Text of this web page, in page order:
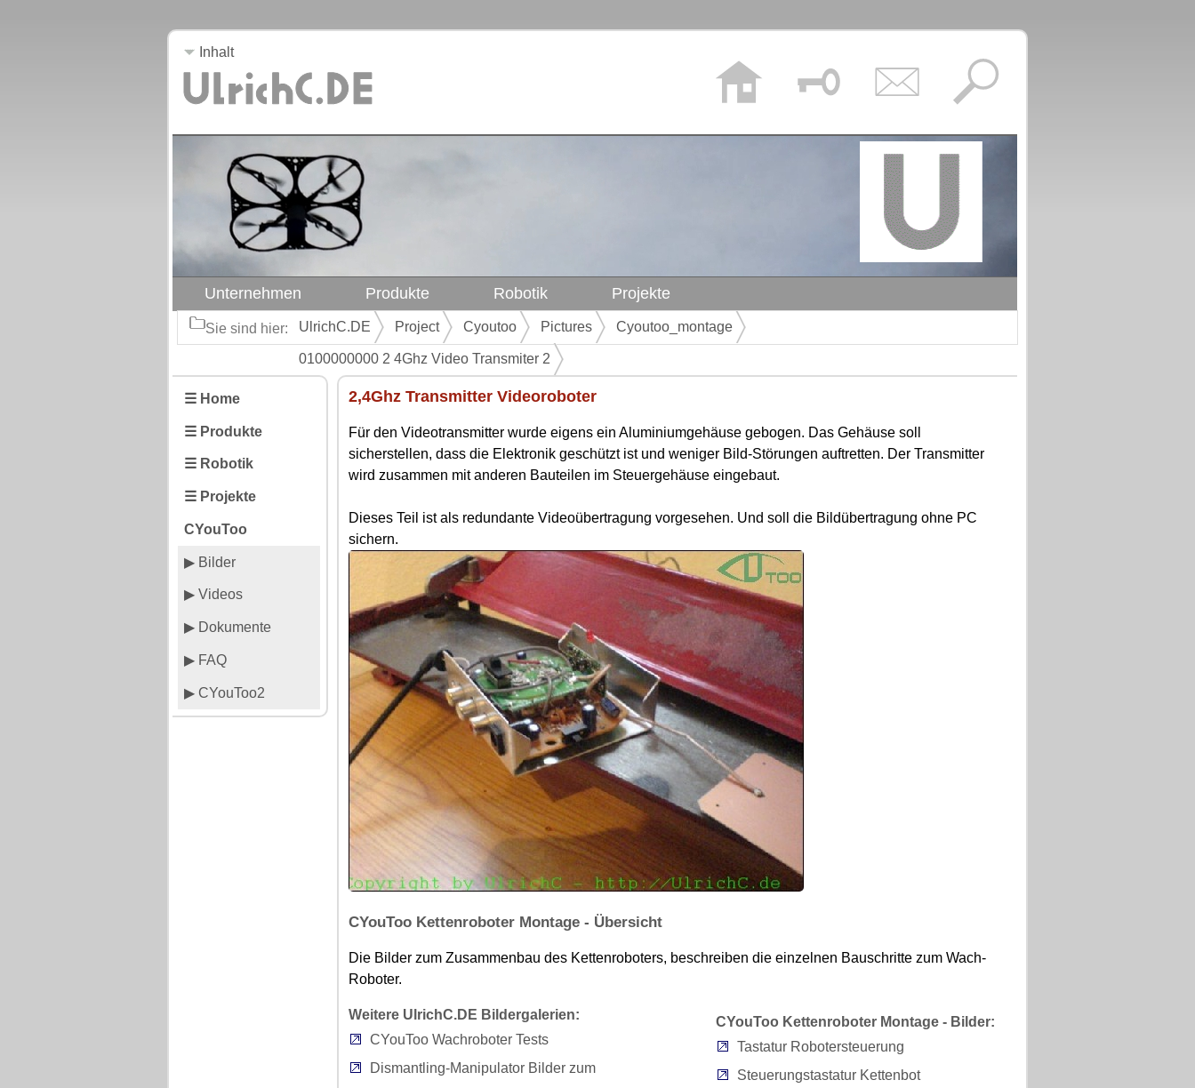
Inhalt
Unternehmen Produkte Robotik Projekte
Sie sind hier: UlrichC.DE Project Cyoutoo Pictures Cyoutoo_montage
0100000000 2 4Ghz Video Transmiter 2
☰ Home
☰ Produkte
☰ Robotik
☰ Projekte
CYouToo
▶ Bilder
▶ Videos
▶ Dokumente
▶ FAQ
▶ CYouToo2
2,4Ghz Transmitter Videoroboter
Für den Videotransmitter wurde eigens ein Aluminiumgehäuse gebogen. Das Gehäuse soll
sicherstellen, dass die Elektronik geschützt ist und weniger Bild-Störungen auftretten. Der Transmitter
wird zusammen mit anderen Bauteilen im Steuergehäuse eingebaut.
Dieses Teil ist als redundante Videoübertragung vorgesehen. Und soll die Bildübertragung ohne PC
sichern.
CYouToo Kettenroboter Montage - Übersicht
Die Bilder zum Zusammenbau des Kettenroboters, beschreiben die einzelnen Bauschritte zum Wach-
Roboter.
CYouToo Kettenroboter Montage - Bilder:
Tastatur Robotersteuerung
Steuerungstastatur Kettenbot
Weitere UlrichC.DE Bildergalerien:
CYouToo Wachroboter Tests
Dismantling-Manipulator Bilder zum